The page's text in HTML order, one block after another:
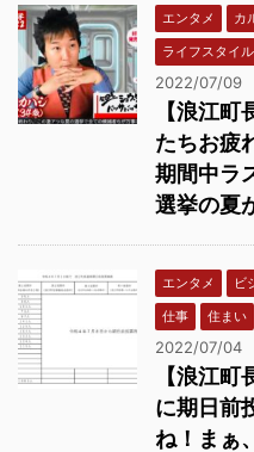
エンタメ カ
ライフスタイル
2022/07/09
【浪江
たちお疲
期間中ラ
選挙の夏
エンタメ ビ
仕事
住まい
2022/07/04
【浪江
に期日前
ね！まぁ